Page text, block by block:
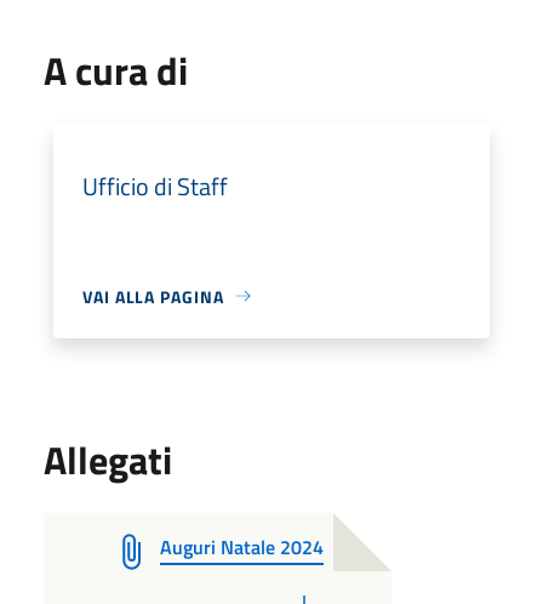
A cura di
Ufficio di Staff
VAI ALLA PAGINA
Allegati
Auguri Natale 2024